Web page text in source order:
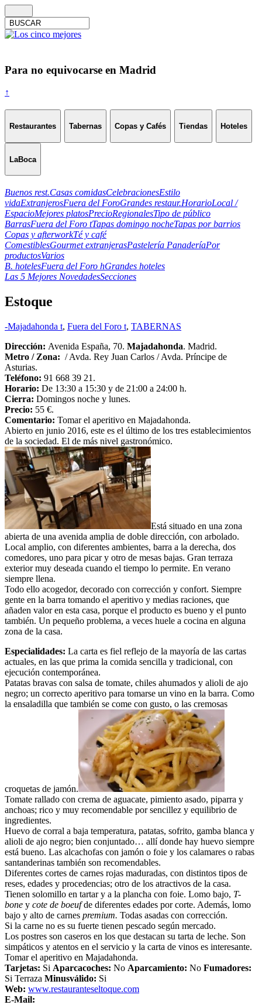
Para no equivocarse en Madrid
↑
Restaurantes Tabernas Copas y Cafés Tiendas Hoteles
LaBoca
Buenos rest.Casas comidasCelebracionesEstilo
vidaExtranjerosFuera del ForoGrandes restaur.HorarioLocal /
EspacioMejores platosPrecioRegionalesTipo de público
BarrasFuera del Foro tTapas domingo nocheTapas por barrios
Copas y afterworkTé y café
ComestiblesGourmet extranjerasPastelería PanaderíaPor
productosVarios
B. hotelesFuera del Foro hGrandes hoteles
Las 5 Mejores NovedadesSecciones
Estoque
-Majadahonda t, Fuera del Foro t, TABERNAS
Dirección: Avenida España, 70. Majadahonda. Madrid.
Metro / Zona: / Avda. Rey Juan Carlos / Avda. Príncipe de
Asturias.
Teléfono: 91 668 39 21.
Horario: De 13:30 a 15:30 y de 21:00 a 24:00 h.
Cierra: Domingos noche y lunes.
Precio: 55 €.
Comentario: Tomar el aperitivo en Majadahonda.
Abierto en junio 2016, este es el último de los tres establecimientos
de la sociedad. El de más nivel gastronómico.
Está situado en una zona
abierta de una avenida amplia de doble dirección, con arbolado.
Local amplio, con diferentes ambientes, barra a la derecha, dos
comedores, uno para picar y otro de mesas bajas. Gran terraza
exterior muy deseada cuando el tiempo lo permite. En verano
siempre llena.
Todo ello acogedor, decorado con corrección y confort. Siempre
gente en la barra tomando el aperitivo y medias raciones, que
añaden valor en esta casa, porque el producto es bueno y el punto
también. Un pequeño problema, a veces huele a cocina en alguna
zona de la casa.
Especialidades: La carta es fiel reflejo de la mayoría de las cartas
actuales, en las que prima la comida sencilla y tradicional, con
ejecución contemporánea.
Patatas bravas con salsa de tomate, chiles ahumados y alioli de ajo
negro; un correcto aperitivo para tomarse un vino en la barra. Como
la ensaladilla que también se come con gusto, o las cremosas
croquetas de jamón.
Tomate rallado con crema de aguacate, pimiento asado, piparra y
anchoas; rico y muy recomendable por sencillez y equilibrio de
ingredientes.
Huevo de corral a baja temperatura, patatas, sofrito, gamba blanca y
alioli de ajo negro; bien conjuntado… allí donde hay huevo siempre
está bueno. Las alcachofas con jamón o foie y los calamares o rabas
santanderinas también son recomendables.
Diferentes cortes de carnes rojas maduradas, con distintos tipos de
reses, edades y procedencias; otro de los atractivos de la casa.
Tienen solomillo en tartar y a la plancha con foie. Lomo bajo, T-
bone y cote de boeufde diferentes edades por corte. Además, lomo
bajo y alto de carnes premium. Todas asadas con corrección.
Si la carne no es su fuerte tienen pescado según mercado.
Los postres son caseros en los que destacan su tarta de leche. Son
simpáticos y atentos en el servicio y la carta de vinos es interesante.
Tomar el aperitivo en Majadahonda.
Tarjetas: Si Aparcacoches: No Aparcamiento: No Fumadores:
Si Terraza Minusválido: Si
Web: www.restauranteseltoque.com
E-Mail: